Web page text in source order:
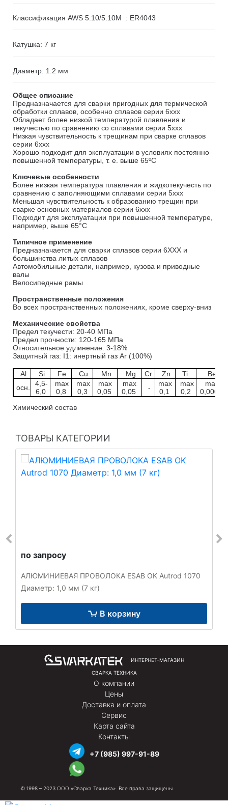
Классификация AWS 5.10/5.10M : ER4043
Катушка: 7 кг
Диаметр: 1.2 мм
Общее описание
Предназначается для сварки пригодных для термической
обработки сплавов, особенно сплавов серии 6xxx
Обладает более низкой температурой плавления и
текучестью по сравнению со сплавами серии 5xxx
Низкая чувствительность к трещинам при сварке сплавов
серии 6xxx
Хорошо подходит для эксплуатации в условиях постоянно
повышенной температуры, т. е. выше 65ºC
Ключевые особенности
Более низкая температура плавления и жидкотекучесть по
сравнению с заполняющими сплавами серии 5xxx
Меньшая чувствительность к образованию трещин при
сварке основных материалов серии 6xxx
Подходит для эксплуатации при повышенной температуре,
например, выше 65°C
Типичное применение
Предназначается для сварки сплавов серии 6XXX и
большинства литых сплавов
Автомобильные детали, например, кузова и приводные
валы
Велосипедные рамы
Пространственные положения
Во всех пространственных положениях, кроме сверху-вниз
Механические свойства
Предел текучести: 20-40 МПа
Предел прочности: 120-165 МПа
Относительное удлинение: 3-18%
Защитный газ: I1: инертный газ Ar (100%)
Химический состав
Al Si Fe Cu Mn Mg Cr Zn Ti
Be
осн.
4,5-
6,0
max
0,8
max
0,3
max
0,05
max
0,05
-
max
0,1
max
0,2
max
0,0003
ТОВАРЫ КАТЕГОРИИ
по запросу
АЛЮМИНИЕВАЯ ПРОВОЛОКА ESAB OK Autrod 1070
Диаметр: 1,0 мм (7 кг)
В корзину
ИНТЕРНЕТ-МАГАЗИН
СВАРКА ТЕХНИКА
О компании
Цены
Доставка и оплата
Сервис
Карта сайта
Контакты
+7 (985) 997-91-89
© 1998 – 2023 ООО «Сварка Техника». Все права защищены.